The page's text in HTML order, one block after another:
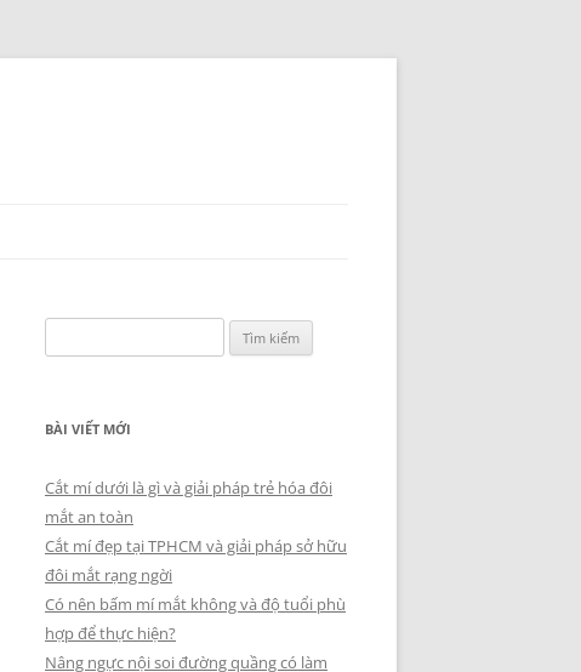
kiếm
BÀI VIẾT MỚI
Cắt mí dưới là gì và giải pháp trẻ hóa đôi
mắt an toàn
Cắt mí đẹp tại TPHCM và giải pháp sở hữu
đôi mắt rạng ngời
Có nên bấm mí mắt không và độ tuổi phù
hợp để thực hiện?
Nâng ngực nội soi đường quầng có làm